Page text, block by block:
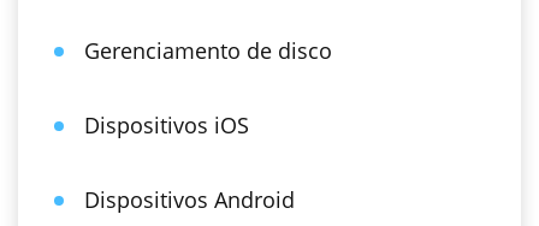
Gerenciamento de disco
Dispositivos iOS
Dispositivos Android